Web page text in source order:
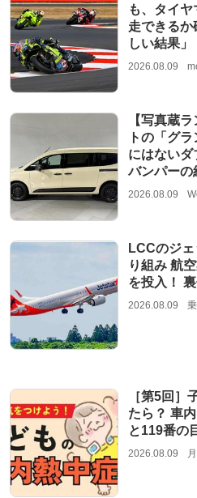
も、タイ
走できるか
しい結果」
2026.08.09
【写真蔵
トの「グ
にはないダ
バンパーの
2026.08.09
LCCのジ
り組み 航
を投入！
2026.08.09
［第5回］
たら？ 車
と119番の
2026.08.09